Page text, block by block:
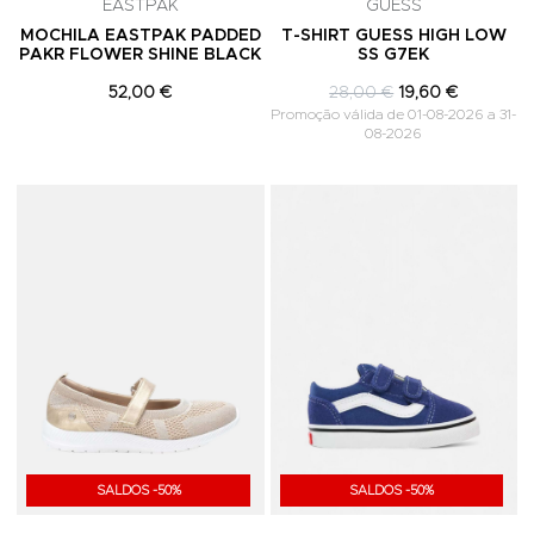
EASTPAK
MOCHILA EASTPAK PADDED
PAKR FLOWER SHINE BLACK
52,00 €
GUESS
T-SHIRT GUESS HIGH LOW
SS G7EK
28,00 € 19,60 €
Promoção válida de 01-08-2026 a 31-
08-2026
SALDOS -50% SALDOS -50%